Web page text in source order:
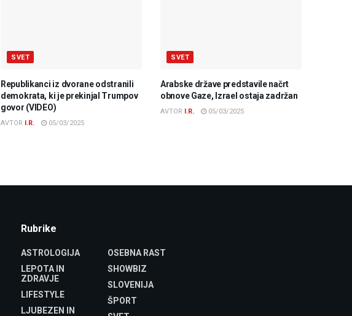
SVET
Republikanci iz dvorane odstranili
demokrata, ki je prekinjal Trumpov
govor (VIDEO)
AVTOR I.R. 05/03/2025
SVET
Arabske države predstavile načrt
obnove Gaze, Izrael ostaja zadržan
AVTOR I.R. 05/03/2025
Rubrike
ASTROLOGIJA
LEPOTA IN
ZDRAVJE
LIFESTYLE
LJUBEZEN IN
OSEBNA RAST
SHOWBIZ
SLOVENIJA
ŠPORT